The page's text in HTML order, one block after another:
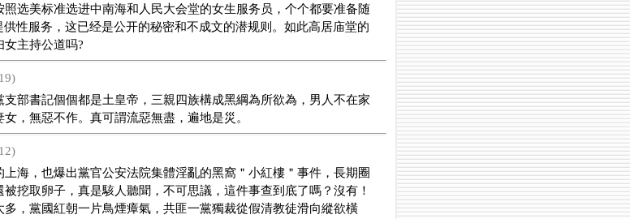
美标准选进中南海和人民大会堂的女生服务员，个个都要准备随
性服务，这已经是公开的秘密和不成文的潜规则。如此高居庙堂的
主持公道吗?
書記個個都是土皇帝，三親四族構成黑綱為所欲為，男人不在家
，無惡不作。真可謂流惡無盡，遍地是災。
，也爆出黨官公安法院集體淫亂的黑窩＂小紅樓＂事件，長期圈
挖取卵子，真是駭人聽聞，不可思議，這件事查到底了嗎？沒有！
，黨國紅朝一片鳥煙瘴氣，共匪一黨獨裁從假清教徒滑向縱欲橫